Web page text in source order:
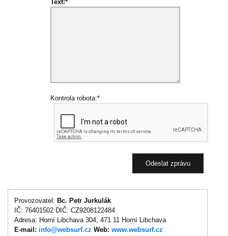
Text:*
Kontrola robota:*
Provozovatel: Bc. Petr Jurkulák
IČ: 76401502 DIČ: CZ9208122484
Adresa: Horní Libchava 304, 471 11 Horní Libchava
E-mail: info@websurf.cz Web: www.websurf.cz